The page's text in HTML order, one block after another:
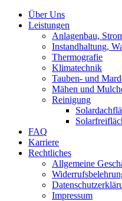
Über Uns
Leistungen
Anlagenbau,
Instandhaltung,
Thermografie
Klimatechnik
Tauben- und
Mähen und
Reinigung
FAQ
Karriere
Rechtliches
Allgemeine
Impressum